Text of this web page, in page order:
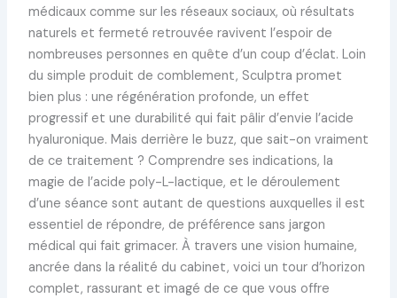
médicaux comme sur les réseaux sociaux, où résultats
naturels et fermeté retrouvée ravivent l’espoir de
nombreuses personnes en quête d’un coup d’éclat. Loin
du simple produit de comblement, Sculptra promet
bien plus : une régénération profonde, un effet
progressif et une durabilité qui fait pâlir d’envie l’acide
hyaluronique. Mais derrière le buzz, que sait-on vraiment
de ce traitement ? Comprendre ses indications, la
magie de l’acide poly-L-lactique, et le déroulement
d’une séance sont autant de questions auxquelles il est
essentiel de répondre, de préférence sans jargon
médical qui fait grimacer. À travers une vision humaine,
ancrée dans la réalité du cabinet, voici un tour d’horizon
complet, rassurant et imagé de ce que vous offre